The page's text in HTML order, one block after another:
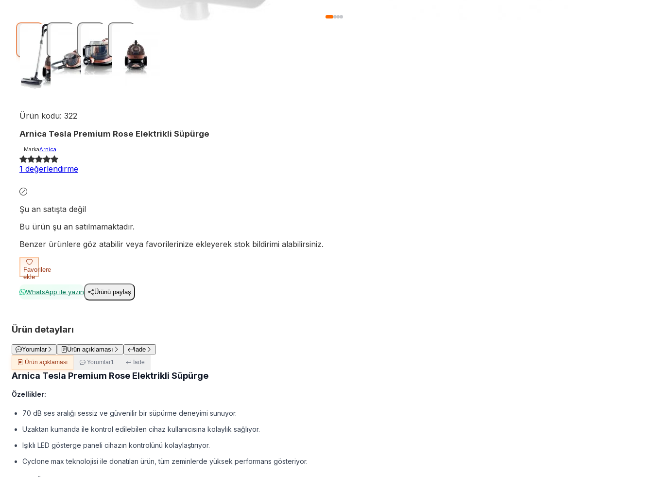
Ürün kodu: 322
Arnica Tesla Premium Rose Elektrikli Süpürge
MarkaArnica
1 değerlendirme
Şu an satışta değil
Bu ürün şu an satılmamaktadır.
Benzer ürünlere göz atabilir veya favorilerinize ekleyerek stok bildirimi alabilirsiniz.
Favorilere
ekle
WhatsApp ile yazın Ürünü paylaş
Ürün detayları
Yorumlar Ürün açıklaması İade
Ürün açıklaması Yorumlar1 İade
Arnica Tesla Premium Rose Elektrikli Süpürge
Özellikler:
70 dB ses aralığı sessiz ve güvenilir bir süpürme deneyimi sunuyor.
Uzaktan kumanda ile kontrol edilebilen cihaz kullanıcısına kolaylık sağlıyor.
Işıklı LED gösterge paneli cihazın kontrolünü kolaylaştırıyor.
Cyclone max teknolojisi ile donatılan ürün, tüm zeminlerde yüksek performans gösteriyor.